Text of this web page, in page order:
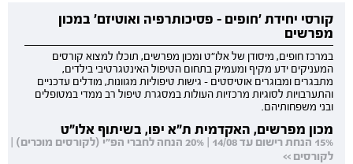
קורסי יחידת 'חופים - פסיכותרפיה ואוטיזם' במכון
מפרשים
במרכז חופים, מיסודן של אלו"ט ומכון מפרשים, תוכלו למצוא קורסים
המעניקים ידע מקיף ומעמיק בתחום הטיפול האינטגרטיבי בילדים,
מתבגרים ומבוגרים אוטיסטים - גישות טיפוליות מגוונות, מודלים עדכניים
והתערבויות לסוגיות מרכזיות העולות במסגרת טיפול רב ממדי במטופלים
ובני משפחותיהם.
מכון מפרשים, האקדמית ת"א יפו, בשיתוף אלו"ט
15% הנחת רישום עד 14/08 | 20% הנחה לחברי הפ"י (לקורסים מוכרים) |
לקורסים >>